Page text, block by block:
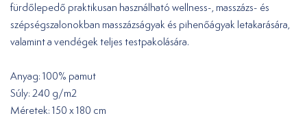
fürdőlepedő praktikusan használható wellness-, masszázs- és
szépségszalonokban masszázságyak és pihenőágyak letakarására,
valamint a vendégek teljes testpakolására.
Anyag: 100% pamut
Súly: 240 g/m2
Méretek: 150 x 180 cm